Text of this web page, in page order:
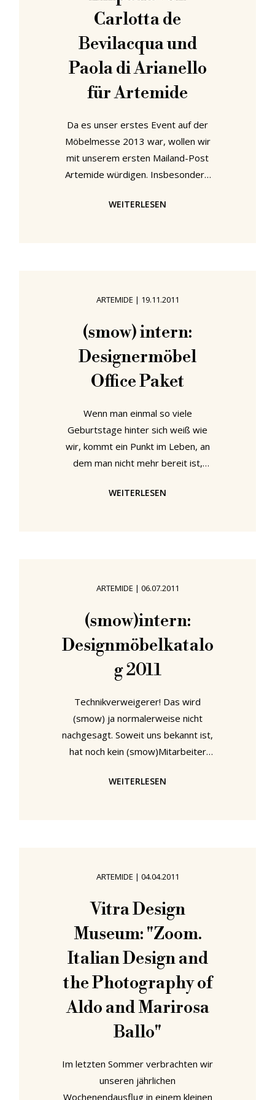
Unternehmen wie
Carlotta de
Bevilacqua und
Paola di Arianello
für Artemide
Da es unser erstes Event auf der
Möbelmesse 2013 war, wollen wir
mit unserem ersten Mailand-Post
Artemide würdigen. Insbesondere
und Paola di Arianello - für uns das
dass ein Großteil der neuen
Artemide Lampen architektonische
Leuchten sind - alle technisch sehr
interessant, aber eben als Teil
WEITERLESEN
ARTEMIDE | 19.11.2011
(smow) intern:
Designermöbel
Office Paket
Wenn man einmal so viele
Geburtstage hinter sich weiß wie
wir, kommt ein Punkt im Leben, an
dem man nicht mehr bereit ist,
Qualität neuer Anschaffungen
Selbstverständlich gab es auch für
uns eine Zeit - so wie wahrscheinlich
für die meisten - als wir uns mit
billigen, unbequemen Bürostühlen
WEITERLESEN
ARTEMIDE | 06.07.2011
(smow)intern:
Designmöbelkatalo
g 2011
Technikverweigerer! Das wird
(smow) ja normalerweise nicht
nachgesagt. Soweit uns bekannt ist,
hat noch kein (smow)Mitarbeiter
W-LAN Zugang gekappt um gegen
(smow)Hauptquartier mit der
Vorbereitung und Herstellung des
allerersten (smow)Katalogs
beschäftigt. Ein realer gedruckter
Katalog! Auf Papier! Mit Tinte!
WEITERLESEN
ARTEMIDE | 04.04.2011
Vitra Design
Museum: "Zoom.
Italian Design and
the Photography of
Aldo and Marirosa
Ballo"
Im letzten Sommer verbrachten wir
unseren jährlichen
Wochenendausflug in einem kleinen